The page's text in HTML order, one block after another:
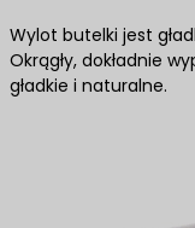
Wylot butelki jest
Okrągły, dokładnie
gładkie i naturalne.